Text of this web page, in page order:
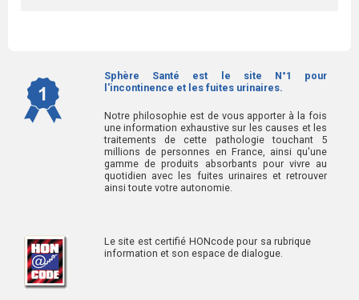
Sphère Santé est le site N°1 pour
l'incontinence et les fuites urinaires.
Notre philosophie est de vous apporter à la fois
une information exhaustive sur les causes et les
traitements de cette pathologie touchant 5
millions de personnes en France, ainsi qu'une
gamme de produits absorbants pour vivre au
quotidien avec les fuites urinaires et retrouver
ainsi toute votre autonomie.
Le site est certifié HONcode pour sa rubrique
information et son espace de dialogue.